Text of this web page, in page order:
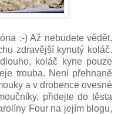
:-) Až nebudete vědět,
zdravější kynutý koláč.
koláč kyne pouze
trouba. Není přehnaně
a v drobence ovesné
přidejte do těsta
Four na jejím blogu,